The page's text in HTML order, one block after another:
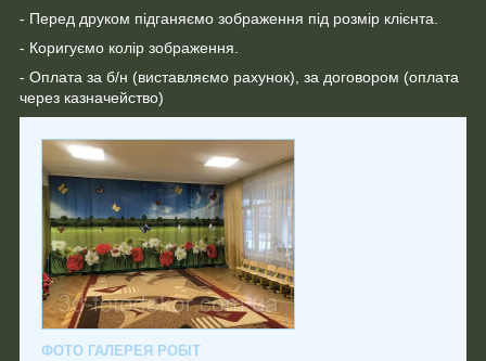
- Перед друком підганяємо зображення під розмір клієнта.
- Коригуємо колір зображення.
- Оплата за б/н (виставляємо рахунок), за договором (оплата
через казначейство)
ФОТО ГАЛЕРЕЯ РОБІТ